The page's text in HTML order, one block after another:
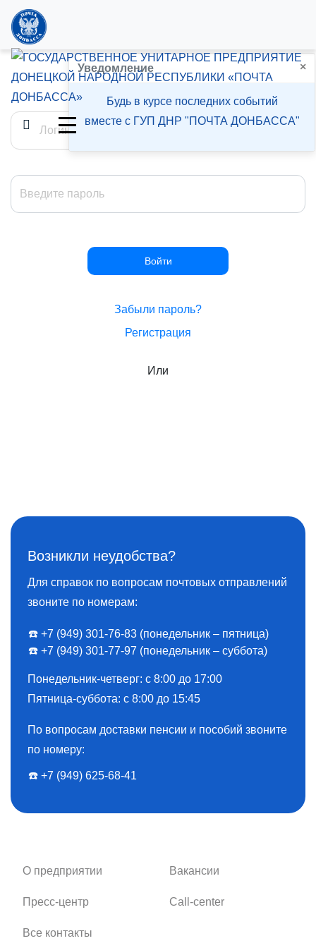
Войти
Забыли пароль?
Регистрация
Или
Возникли неудобства?
Для справок по вопросам почтовых отправлений
звоните по номерам:
☎️ +7 (949) 301-76-83 (понедельник – пятница)
☎️ +7 (949) 301-77-97 (понедельник – суббота)
Понедельник-четверг: с 8:00 до 17:00
Пятница-суббота: с 8:00 до 15:45
По вопросам доставки пенсии и пособий звоните
по номеру:
☎️ ️+7 (949) 625-68-41
О предприятии Вакансии
Пресс-центр Call-center
Все контакты
Уведомление ×
Будь в курсе последних событий
вместе с ГУП ДНР "ПОЧТА ДОНБАССА"